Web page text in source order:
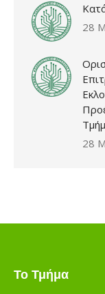
28
28
Το Τμήμα